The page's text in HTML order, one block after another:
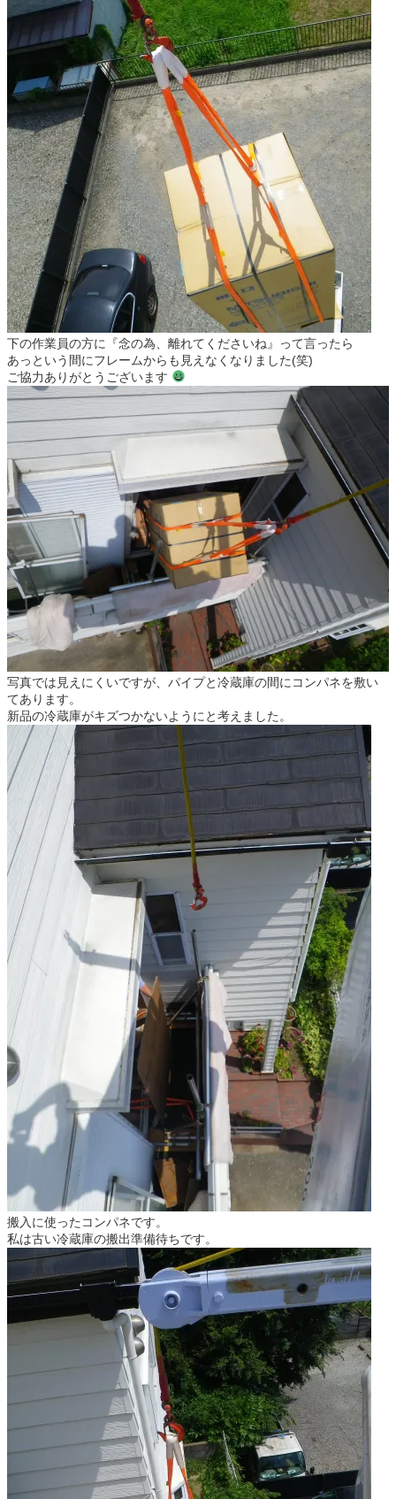
下の作業員の方に『念の為、離れてくださいね』って言ったら
あっという間にフレームからも見えなくなりました(笑)
ご協力ありがとうございます
写真では見えにくいですが、パイプと冷蔵庫の間にコンパネを敷い
てあります。
新品の冷蔵庫がキズつかないようにと考えました。
搬入に使ったコンパネです。
私は古い冷蔵庫の搬出準備待ちです。